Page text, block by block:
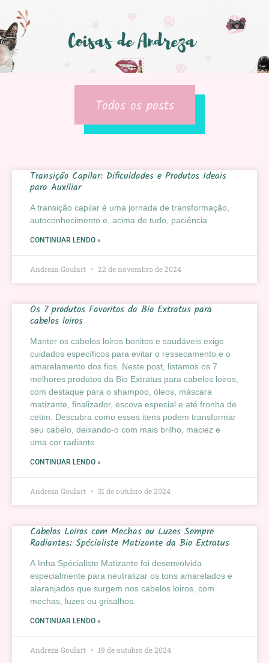
Todos os posts
Transição Capilar: Dificuldades e Produtos Ideais
para Auxiliar
A transição capilar é uma jornada de transformação,
autoconhecimento e, acima de tudo, paciência.
CONTINUAR LENDO »
Andreza Goulart 22 de novembro de 2024
Os 7 produtos Favoritos da Bio Extratus para
cabelos loiros
Manter os cabelos loiros bonitos e saudáveis exige
cuidados específicos para evitar o ressecamento e o
amarelamento dos fios. Neste post, listamos os 7
melhores produtos da Bio Extratus para cabelos loiros,
com destaque para o shampoo, óleos, máscara
matizante, finalizador, escova especial e até fronha de
cetim. Descubra como esses itens podem transformar
seu cabelo, deixando-o com mais brilho, maciez e
uma cor radiante.
CONTINUAR LENDO »
Andreza Goulart 31 de outubro de 2024
Cabelos Loiros com Mechas ou Luzes Sempre
Radiantes: Spécialiste Matizante da Bio Extratus
A linha Spécialiste Matizante foi desenvolvida
especialmente para neutralizar os tons amarelados e
alaranjados que surgem nos cabelos loiros, com
mechas, luzes ou grisalhos.
CONTINUAR LENDO »
Andreza Goulart 19 de outubro de 2024